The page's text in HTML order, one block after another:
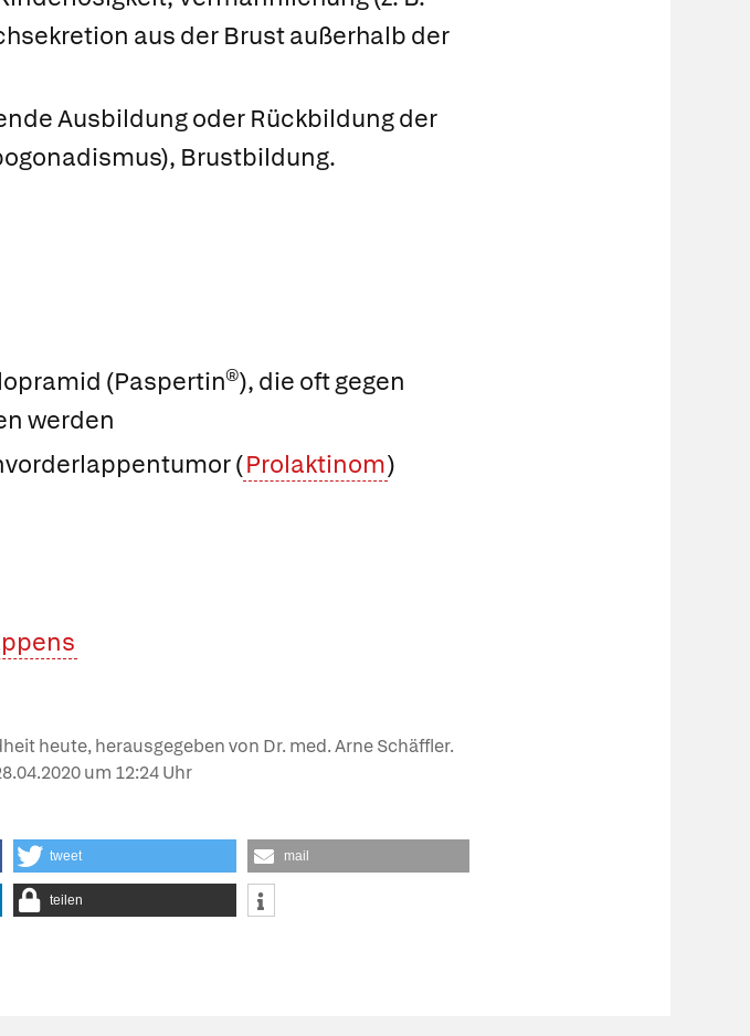
aus der Brust außerhalb der
Ausbildung oder Rückbildung der
Brustbildung.
(Paspertin®), die oft gegen
werden
(Prolaktinom)
heute, herausgegeben von Dr. med. Arne Schäffler.
um 12:24 Uhr
tweet mail
teilen